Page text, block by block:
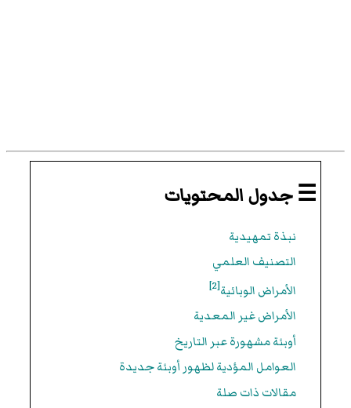
☰ جدول المحتويات
نبذة تمهيدية
التصنيف العلمي
الأمراض الوبائية[2]
الأمراض غير المعدية
أوبئة مشهورة عبر التاريخ
العوامل المؤدية لظهور أوبئة جديدة
مقالات ذات صلة